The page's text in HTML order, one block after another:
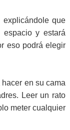
que
espacio y estará
eso podrá elegir
en su cama
Leer un rato
meter cualquier